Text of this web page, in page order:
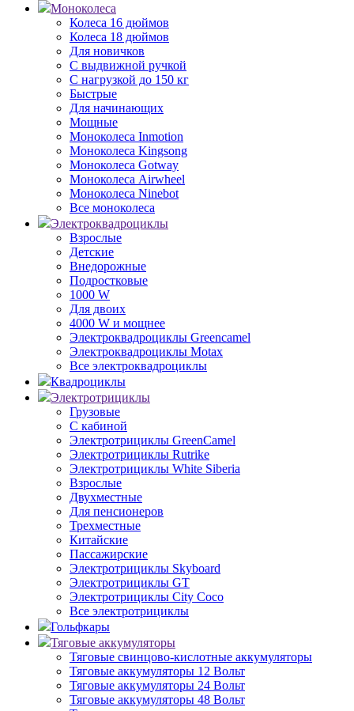
Моноколеса
Колеса 16 дюймов
Колеса 18 дюймов
Для новичков
С выдвижной ручкой
С нагрузкой до 150 кг
Быстрые
Для начинающих
Мощные
Моноколеса Inmotion
Моноколеса Kingsong
Моноколеса Gotway
Моноколеса Airwheel
Моноколеса Ninebot
Все моноколеса
Электроквадроциклы
Взрослые
Детские
Внедорожные
Подростковые
1000 W
Для двоих
4000 W и мощнее
Электроквадроциклы Greencamel
Электроквадроциклы Motax
Все электроквадроциклы
Квадроциклы
Электротрициклы
Грузовые
С кабиной
Электротрициклы GreenCamel
Электротрициклы Rutrike
Электротрициклы White Siberia
Взрослые
Двухместные
Для пенсионеров
Трехместные
Китайские
Пассажирские
Электротрициклы Skyboard
Электротрициклы GT
Электротрициклы City Coco
Все электротрициклы
Гольфкары
Тяговые аккумуляторы
Тяговые свинцово-кислотные аккумуляторы
Тяговые аккумуляторы 12 Вольт
Тяговые аккумуляторы 24 Вольт
Тяговые аккумуляторы 48 Вольт